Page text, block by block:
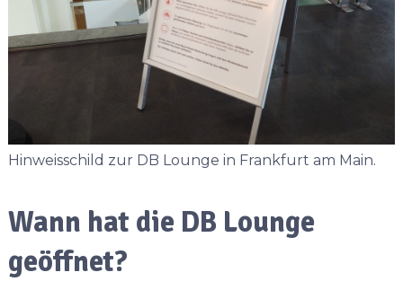
Hinweisschild zur DB Lounge in Frankfurt am Main.
Wann hat die DB Lounge
geöffnet?